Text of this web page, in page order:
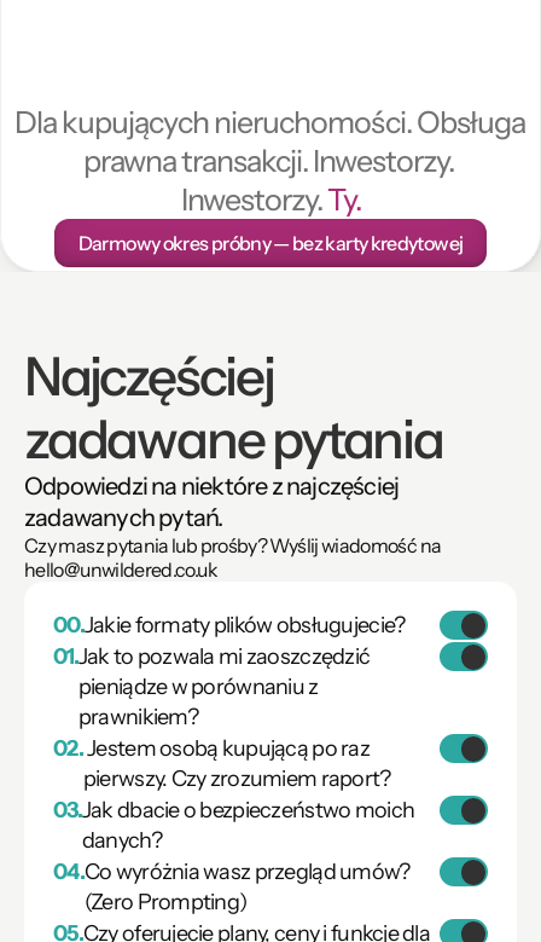
Dla kupujących nieruchomości. Obsługa
prawna transakcji. Inwestorzy.
Inwestorzy. Ty.
Darmowy okres próbny — bez karty kredytowej
Najczęściej
zadawane pytania
Odpowiedzi na niektóre z najczęściej
zadawanych pytań.
Czy masz pytania lub prośby? Wyślij wiadomość na
hello@unwildered.co.uk
00.Jakie formaty plików obsługujecie?
.docx
.pdf
01.Jak to pozwala mi zaoszczędzić
pieniądze w porównaniu z
prawnikiem?
£300-
£500+VAT
£30 za
analizę.
40 warunków
02. Jestem osobą kupującą po raz
pierwszy. Czy zrozumiem raport?
"Nieruchomość
podlega ograniczającemu
03.Jak dbacie o bezpieczeństwo moich
danych?
04.Co wyróżnia wasz przegląd umów?
(Zero Prompting)
05.Czy oferujecie plany, ceny i funkcje dla